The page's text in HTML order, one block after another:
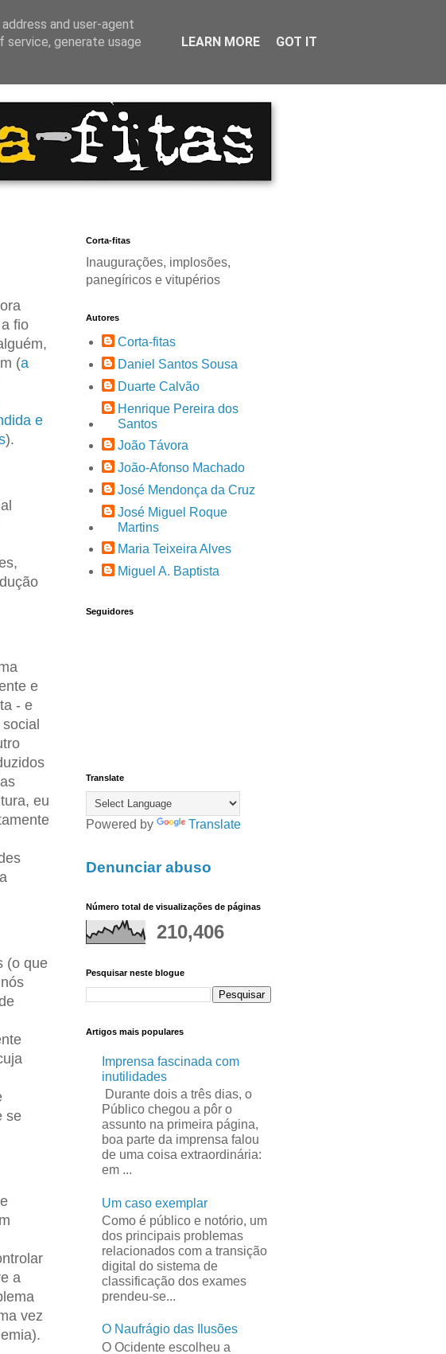
fio
(a
e
).
e
- e
eu
(o que
se
a
vez
Corta-fitas
Inaugurações, implosões,
panegíricos e vitupérios
Autores
Corta-fitas
Daniel Santos Sousa
Duarte Calvão
Henrique Pereira dos
Santos
João Távora
João-Afonso Machado
José Mendonça da Cruz
José Miguel Roque
Martins
Maria Teixeira Alves
Miguel A. Baptista
Seguidores
Translate
Powered by Translate
Denunciar abuso
Número total de visualizações de páginas
210,406
Pesquisar neste blogue
Artigos mais populares
Imprensa fascinada com
inutilidades
Durante dois a três dias, o
Público chegou a pôr o
assunto na primeira página,
boa parte da imprensa falou
de uma coisa extraordinária:
em ...
Um caso exemplar
Como é público e notório, um
dos principais problemas
relacionados com a transição
digital do sistema de
classificação dos exames
prendeu-se...
O Naufrágio das Ilusões
O Ocidente escolheu a
and user-agent
service, generate usage
LEARN MORE GOT IT